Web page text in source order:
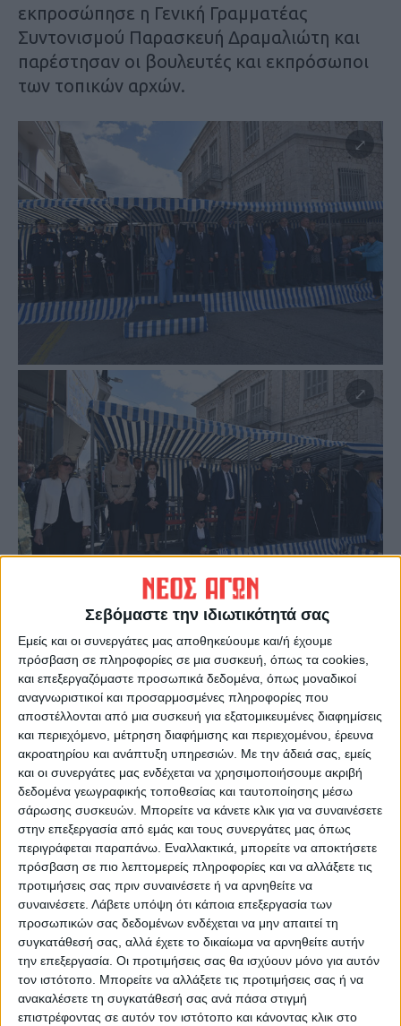
Σεβόμαστε την ιδιωτικότητά σας
Εμείς και οι συνεργάτες μας αποθηκεύουμε και/ή έχουμε
πρόσβαση σε πληροφορίες σε μια συσκευή, όπως τα cookies,
και επεξεργαζόμαστε προσωπικά δεδομένα, όπως μοναδικοί
αναγνωριστικοί και προσαρμοσμένες πληροφορίες που
αποστέλλονται από μια συσκευή για εξατομικευμένες διαφημίσεις
και περιεχόμενο, μέτρηση διαφήμισης και περιεχομένου, έρευνα
ακροατηρίου και ανάπτυξη υπηρεσιών. Με την άδειά σας, εμείς
και οι συνεργάτες μας ενδέχεται να χρησιμοποιήσουμε ακριβή
δεδομένα γεωγραφικής τοποθεσίας και ταυτοποίησης μέσω
σάρωσης συσκευών. Μπορείτε να κάνετε κλικ για να συναινέσετε
στην επεξεργασία από εμάς και τους συνεργάτες μας όπως
περιγράφεται παραπάνω. Εναλλακτικά, μπορείτε να αποκτήσετε
πρόσβαση σε πιο λεπτομερείς πληροφορίες και να αλλάξετε τις
προτιμήσεις σας πριν συναινέσετε ή να αρνηθείτε να
συναινέσετε. Λάβετε υπόψη ότι κάποια επεξεργασία των
προσωπικών σας δεδομένων ενδέχεται να μην απαιτεί τη
συγκατάθεσή σας, αλλά έχετε το δικαίωμα να αρνηθείτε αυτήν
την επεξεργασία. Οι προτιμήσεις σας θα ισχύουν μόνο για αυτόν
τον ιστότοπο. Μπορείτε να αλλάξετε τις προτιμήσεις σας ή να
ανακαλέσετε τη συγκατάθεσή σας ανά πάσα στιγμή
επιστρέφοντας σε αυτόν τον ιστότοπο και κάνοντας κλικ στο
εκπροσώπησε η Γενική Γραμματέας
Συντονισμού Παρασκευή Δραμαλιώτη και
παρέστησαν οι βουλευτές και εκπρόσωποι
των τοπικών αρχών.